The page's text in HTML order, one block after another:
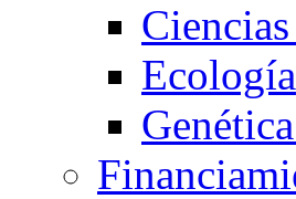
Ecología